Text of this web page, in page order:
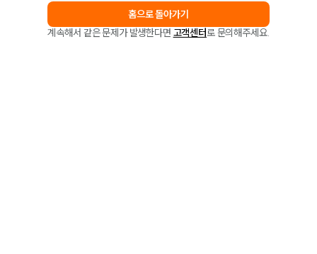
홈으로 돌아가기
계속해서 같은 문제가 발생한다면 고객센터로 문의해주세요.